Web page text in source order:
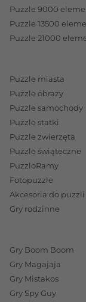
Puzzle 9000
Puzzle 13500
Puzzle 21000
Puzzle miasta
Puzzle obrazy
Puzzle samochody
Puzzle statki
Puzzle zwierzęta
Puzzle świąteczne
PuzzloRamy
Fotopuzzle
Akcesoria do puzzli
Gry rodzinne
Gry Boom Boom
Gry Magajaja
Gry Mistakos
Gry Spy Guy